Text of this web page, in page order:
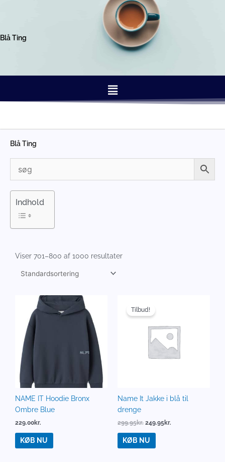
Blå Ting
Menu
Blå Ting
Indhold
Viser 701–800 af 1000 resultater
NAME IT Hoodie Bronx
Ombre Blue
229.00kr.
KØB NU
Tilbud!
Name It Jakke i blå til
drenge
299.95kr.
oprindelige
pris
299.95kr..
249.95kr.
249.95kr..
KØB NU